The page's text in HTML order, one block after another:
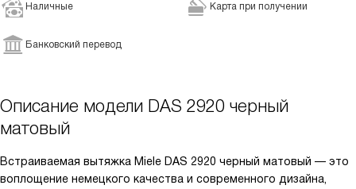
Наличные Карта при получении
Банковский перевод
Описание модели DAS 2920 черный
матовый
Встраиваемая вытяжка Miele DAS 2920 черный матовый — это
воплощение немецкого качества и современного дизайна,